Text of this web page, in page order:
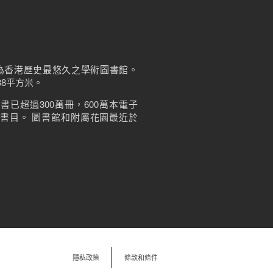
港歷史最悠久之學術圖書館。
平方米。
已超過300萬冊，600萬本電子
目。 圖書館和附屬花園最近於
隱私政策 條款和條件